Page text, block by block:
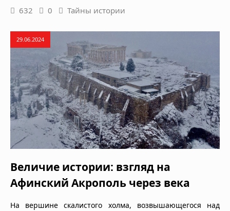
632 0 Тайны истории
29.06.2024
Величие истории: взгляд на
Афинский Акрополь через века
На вершине скалистого холма, возвышающегося над